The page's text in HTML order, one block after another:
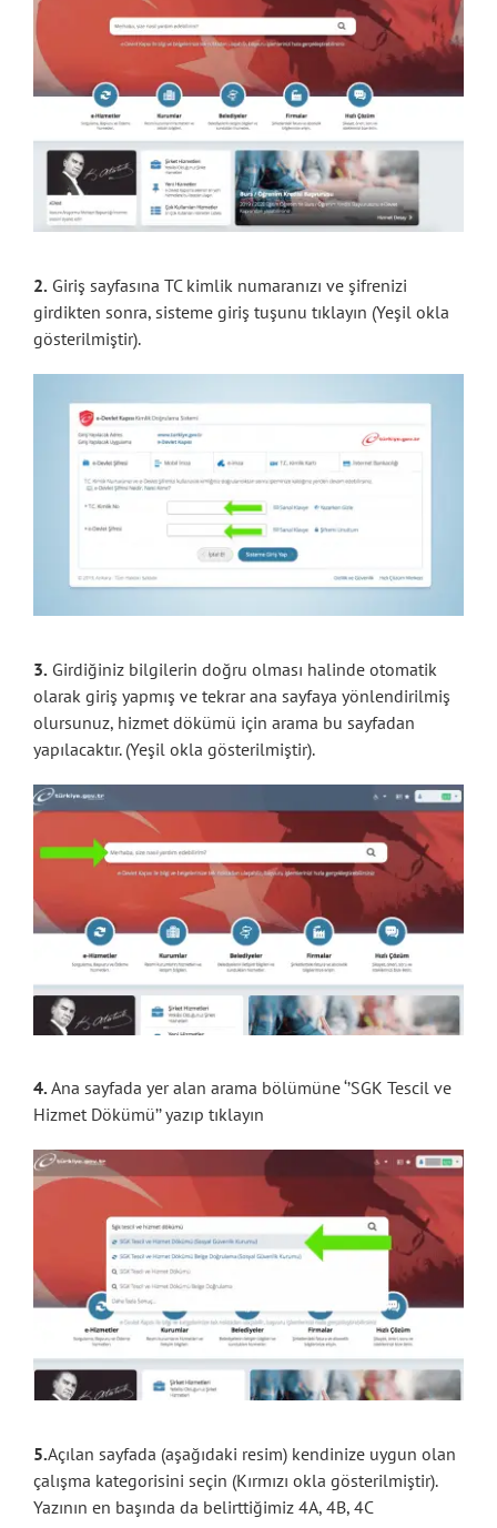
2. Giriş sayfasına TC kimlik numaranızı ve şifrenizi
girdikten sonra, sisteme giriş tuşunu tıklayın (Yeşil okla
gösterilmiştir).
3. Girdiğiniz bilgilerin doğru olması halinde otomatik
olarak giriş yapmış ve tekrar ana sayfaya yönlendirilmiş
olursunuz, hizmet dökümü için arama bu sayfadan
yapılacaktır. (Yeşil okla gösterilmiştir).
4. Ana sayfada yer alan arama bölümüne ‘’SGK Tescil ve
Hizmet Dökümü’’ yazıp tıklayın
5.Açılan sayfada (aşağıdaki resim) kendinize uygun olan
çalışma kategorisini seçin (Kırmızı okla gösterilmiştir).
Yazının en başında da belirttiğimiz 4A, 4B, 4C